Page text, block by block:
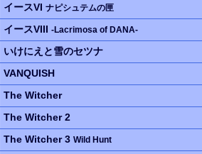
イースVI ナピシュテムの匣
イースVIII -Lacrimosa of DANA-
いけにえと雪のセツナ
VANQUISH
The Witcher
The Witcher 2
The Witcher 3 Wild Hunt